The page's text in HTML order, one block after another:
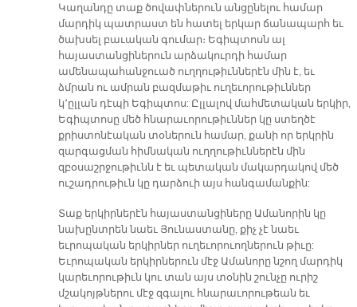
Կաղանդը տաք ծովափներուն անցընելու համար
մարդիկ պատրաստ են հատել երկար ճանապարհ եւ
ծախսել բաւական գումար։ Եգիպտոսն ալ
հայաստանցիներուն արձակուրդի համար
ամենապահանջուած ուղղութիւններէն մին է, եւ
ձմրան ու ամրան բազմաթիւ ուղեւորութիւններ
կ՚ըլլան դէպի Եգիպտոս: Ըլլալով մահմետական երկիր,
Եգիպտոսը մեծ հնարաւորութիւններ կը ստեղծէ
քրիստոնէական տօներուն համար, քանի որ երկրին
զարգացման հիմնական ուղղութիւններէն մին
զբօսաշրջութիւնն է եւ պետական մակարդակով մեծ
ուշադրութիւն կը դարձուի այս հանգամանքին:
Տաք երկիրներէն հայաստանցիները Ամանորին կը
նախընտրեն նաեւ Յունաստանը, քիչ չէ նաեւ
եւրոպական երկիրներ ուղեւորուողներուն թիւը:
Եւրոպական երկիրներուն մէջ Ամանորը նշող մարդիկ
կարեւորութիւն կու տան այս տօնին շունչը ուրիշ
մշակոյթներու մէջ զգալու հնարաւորութեան եւ